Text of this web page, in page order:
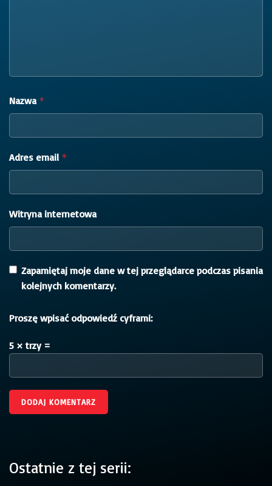
Nazwa *
Adres email *
Witryna internetowa
Zapamiętaj moje dane w tej przeglądarce podczas pisania
kolejnych komentarzy.
Proszę wpisać odpowiedź cyframi:
5 × trzy =
Ostatnie z tej serii: